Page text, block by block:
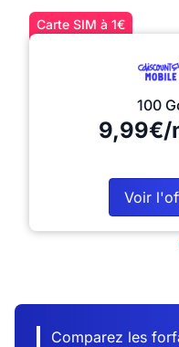
Carte SIM à 1€
100
9,99€/
Voir
Comparez les